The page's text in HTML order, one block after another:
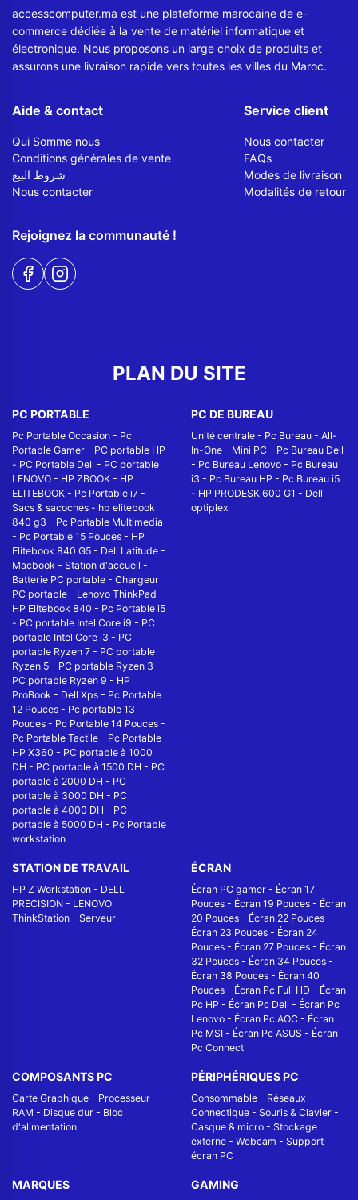
accesscomputer.ma est une plateforme marocaine de e-
commerce dédiée à la vente de matériel informatique et
électronique. Nous proposons un large choix de produits et
assurons une livraison rapide vers toutes les villes du Maroc.
Aide & contact
Qui Somme nous
Conditions générales de vente
شروط البيع
Nous contacter
Service client
Nous contacter
FAQs
Modes de livraison
Modalités de retour
Rejoignez la communauté !
PLAN DU SITE
PC PORTABLE
Pc Portable Occasion - Pc
Portable Gamer - PC portable HP
- PC Portable Dell - PC portable
LENOVO - HP ZBOOK - HP
ELITEBOOK - Pc Portable i7 -
Sacs & sacoches - hp elitebook
840 g3 - Pc Portable Multimedia
- Pc Portable 15 Pouces - HP
Elitebook 840 G5 - Dell Latitude -
Macbook - Station d'accueil -
Batterie PC portable - Chargeur
PC portable - Lenovo ThinkPad -
HP Elitebook 840 - Pc Portable i5
- PC portable Intel Core i9 - PC
portable Intel Core i3 - PC
portable Ryzen 7 - PC portable
Ryzen 5 - PC portable Ryzen 3 -
PC portable Ryzen 9 - HP
ProBook - Dell Xps - Pc Portable
12 Pouces - Pc portable 13
Pouces - Pc Portable 14 Pouces -
Pc Portable Tactile - Pc Portable
HP X360 - PC portable à 1000
DH - PC portable à 1500 DH - PC
portable à 2000 DH - PC
portable à 3000 DH - PC
portable à 4000 DH - PC
portable à 5000 DH - Pc Portable
workstation
PC DE BUREAU
Unité centrale - Pc Bureau - All-
In-One - Mini PC - Pc Bureau Dell
- Pc Bureau Lenovo - Pc Bureau
i3 - Pc Bureau HP - Pc Bureau i5
- HP PRODESK 600 G1 - Dell
optiplex
STATION DE TRAVAIL
HP Z Workstation - DELL
PRECISION - LENOVO
ThinkStation - Serveur
ÉCRAN
Écran PC gamer - Écran 17
Pouces - Écran 19 Pouces - Écran
20 Pouces - Écran 22 Pouces -
Écran 23 Pouces - Écran 24
Pouces - Écran 27 Pouces - Écran
32 Pouces - Écran 34 Pouces -
Écran 38 Pouces - Écran 40
Pouces - Écran Pc Full HD - Écran
Pc HP - Écran Pc Dell - Écran Pc
Lenovo - Écran Pc AOC - Écran
Pc MSI - Écran Pc ASUS - Écran
Pc Connect
COMPOSANTS PC
Carte Graphique - Processeur -
RAM - Disque dur - Bloc
d'alimentation
PÉRIPHÉRIQUES PC
Consommable - Réseaux -
Connectique - Souris & Clavier -
Casque & micro - Stockage
externe - Webcam - Support
écran PC
MARQUES GAMING